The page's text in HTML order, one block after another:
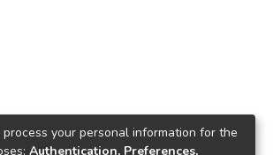
your personal information for the
Authentication, Preferences,